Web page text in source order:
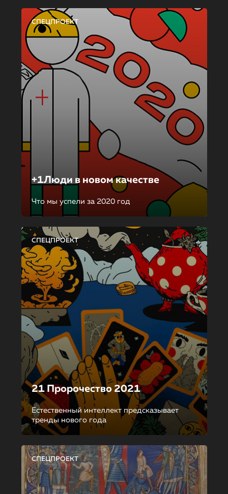
СПЕЦПРОЕКТ
+1Люди в новом качестве
Что мы успели за 2020 год
СПЕЦПРОЕКТ
21 Пророчество 2021
Естественный интеллект предсказывает
тренды нового года
СПЕЦПРОЕКТ